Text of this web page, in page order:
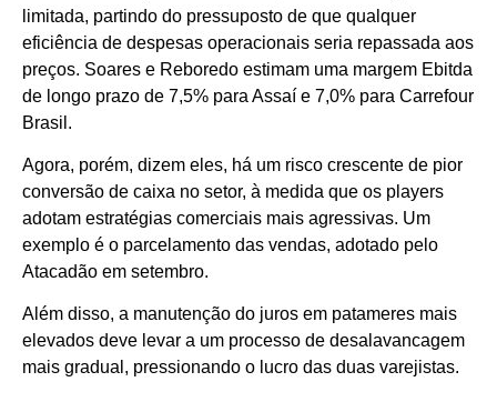
limitada, partindo do pressuposto de que qualquer
eficiência de despesas operacionais seria repassada aos
preços. Soares e Reboredo estimam uma margem Ebitda
de longo prazo de 7,5% para Assaí e 7,0% para Carrefour
Brasil.
Agora, porém, dizem eles, há um risco crescente de pior
conversão de caixa no setor, à medida que os players
adotam estratégias comerciais mais agressivas. Um
exemplo é o parcelamento das vendas, adotado pelo
Atacadão em setembro.
Além disso, a manutenção do juros em patameres mais
elevados deve levar a um processo de desalavancagem
mais gradual, pressionando o lucro das duas varejistas.